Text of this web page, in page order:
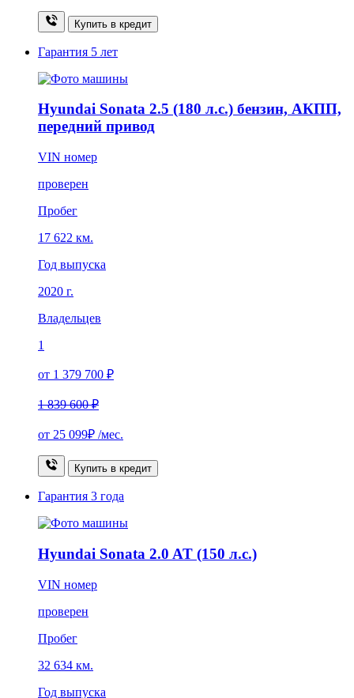
Купить в кредит
Гарантия 5 лет
Hyundai Sonata 2.5 (180 л.с.) бензин, АКПП,
передний привод
VIN номер
проверен
Пробег
17 622 км.
Год выпуска
2020 г.
Владельцев
1
от 1 379 700 ₽
1 839 600 ₽
от 25 099₽ /мес.
Купить в кредит
Гарантия 3 года
Hyundai Sonata 2.0 AT (150 л.с.)
VIN номер
проверен
Пробег
32 634 км.
Год выпуска